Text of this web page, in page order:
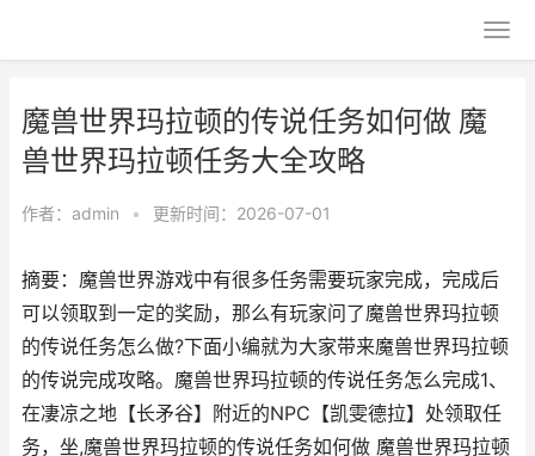
魔兽世界玛拉顿的传说任务如何做 魔
兽世界玛拉顿任务大全攻略
作者： admin • 更新时间：2026-07-01
摘要：魔兽世界游戏中有很多任务需要玩家完成，完成后
可以领取到一定的奖励，那么有玩家问了魔兽世界玛拉顿
的传说任务怎么做?下面小编就为大家带来魔兽世界玛拉顿
的传说完成攻略。魔兽世界玛拉顿的传说任务怎么完成1、
在凄凉之地【长矛谷】附近的NPC【凯雯德拉】处领取任
务，坐,魔兽世界玛拉顿的传说任务如何做 魔兽世界玛拉顿